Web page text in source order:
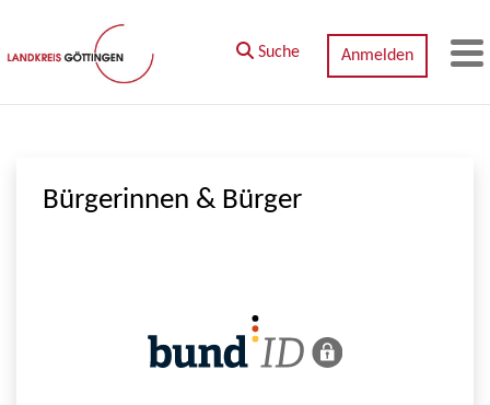
Zum Hauptinhalt springen
Suche Anmelden
Bürgerinnen & Bürger